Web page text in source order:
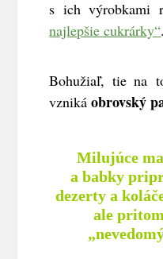
s ich výrobkami
najlepšie cukrárky“.
Bohužiaľ, tie na
vznikáobrovský
Milujúce
a babky
dezerty a
ale